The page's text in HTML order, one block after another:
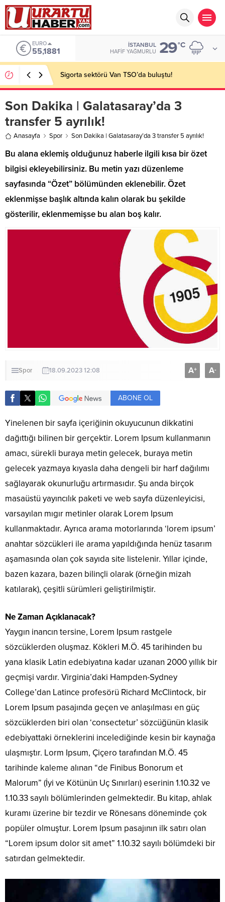
EURO
55,1881
İSTANBUL
HAFIF YAĞMURLU 29°C
Sigorta sektörü Van TSO’da buluştu!
Son Dakika | Galatasaray’da 3
transfer 5 ayrılık!
Anasayfa Spor Son Dakika | Galatasaray’da 3 transfer 5 ayrılık!
Bu alana eklemiş olduğunuz haberle ilgili kısa bir özet
bilgisi ekleyebilirsiniz. Bu metin yazı düzenleme
sayfasında “Özet” bölümünden eklenebilir. Özet
eklenmişse başlık altında kalın olarak bu şekilde
gösterilir, eklenmemişse bu alan boş kalır.
Spor 18.09.2023 12:08 A+ A-
ABONE OL
Yinelenen bir sayfa içeriğinin okuyucunun dikkatini
dağıttığı bilinen bir gerçektir. Lorem Ipsum kullanmanın
amacı, sürekli buraya metin gelecek, buraya metin
gelecek yazmaya kıyasla daha dengeli bir harf dağılımı
sağlayarak okunurluğu artırmasıdır. Şu anda birçok
masaüstü yayıncılık paketi ve web sayfa düzenleyicisi,
varsayılan mıgır metinler olarak Lorem Ipsum
kullanmaktadır. Ayrıca arama motorlarında ‘lorem ipsum’
anahtar sözcükleri ile arama yapıldığında henüz tasarım
aşamasında olan çok sayıda site listelenir. Yıllar içinde,
bazen kazara, bazen bilinçli olarak (örneğin mizah
katılarak), çeşitli sürümleri geliştirilmiştir.
Ne Zaman Açıklanacak?
Yaygın inancın tersine, Lorem Ipsum rastgele
sözcüklerden oluşmaz. Kökleri M.Ö. 45 tarihinden bu
yana klasik Latin edebiyatına kadar uzanan 2000 yıllık bir
geçmişi vardır. Virginia’daki Hampden-Sydney
College’dan Latince profesörü Richard McClintock, bir
Lorem Ipsum pasajında geçen ve anlaşılması en güç
sözcüklerden biri olan ‘consectetur’ sözcüğünün klasik
edebiyattaki örneklerini incelediğinde kesin bir kaynağa
ulaşmıştır. Lorm Ipsum, Çiçero tarafından M.Ö. 45
tarihinde kaleme alınan “de Finibus Bonorum et
Malorum” (İyi ve Kötünün Uç Sınırları) eserinin 1.10.32 ve
1.10.33 sayılı bölümlerinden gelmektedir. Bu kitap, ahlak
kuramı üzerine bir tezdir ve Rönesans döneminde çok
popüler olmuştur. Lorem Ipsum pasajının ilk satırı olan
“Lorem ipsum dolor sit amet” 1.10.32 sayılı bölümdeki bir
satırdan gelmektedir.